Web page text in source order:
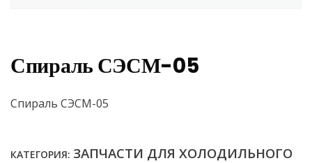
Спираль СЭСМ-05
Спираль СЭСМ-05
КАТЕГОРИЯ: ЗАПЧАСТИ ДЛЯ ХОЛОДИЛЬНОГО